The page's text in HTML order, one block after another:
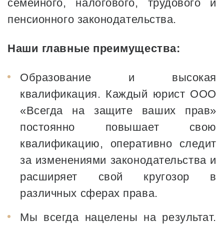
семейного, налогового, трудового и
пенсионного законодательства.
Наши главные преимущества:
Образование и высокая
квалификация. Каждый юрист ООО
«Всегда на защите ваших прав»
постоянно повышает свою
квалификацию, оперативно следит
за изменениями законодательства и
расширяет свой кругозор в
различных сферах права.
Мы всегда нацелены на результат.